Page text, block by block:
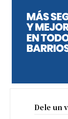
Dele un